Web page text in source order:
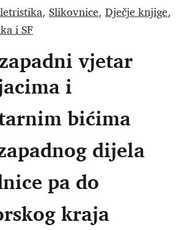
, Slikovnice, Dječje knjige,
i SF
vjetar
i
bićima
dijela
pa do
kraja